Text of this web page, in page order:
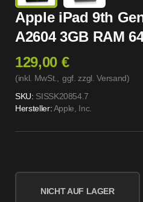
Apple iPad 9th
A2604 3GB RAM
129,00 €
(inkl. MwSt., ggf. zzgl. Versand)
SKU: SISSK20854.7
Hersteller:Apple, Inc.
NICHT AUF LAGER